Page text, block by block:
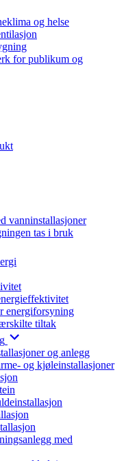
og helse
for publikum og
vanninstallasjoner
tas i bruk
energiforsyning
tiltak
og anlegg
og kjøleinstallasjoner
med